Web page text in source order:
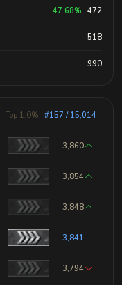
47.68% 472
518
990
Top 1.0% #157 / 15,014
3,860
3,854
3,848
3,841
3,794